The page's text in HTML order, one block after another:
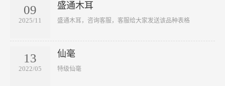
09
2025/11
盛通木耳
​盛通木耳，咨询客服，客服给大家发送该品种表格
13
2022/05
仙毫
​特级仙毫